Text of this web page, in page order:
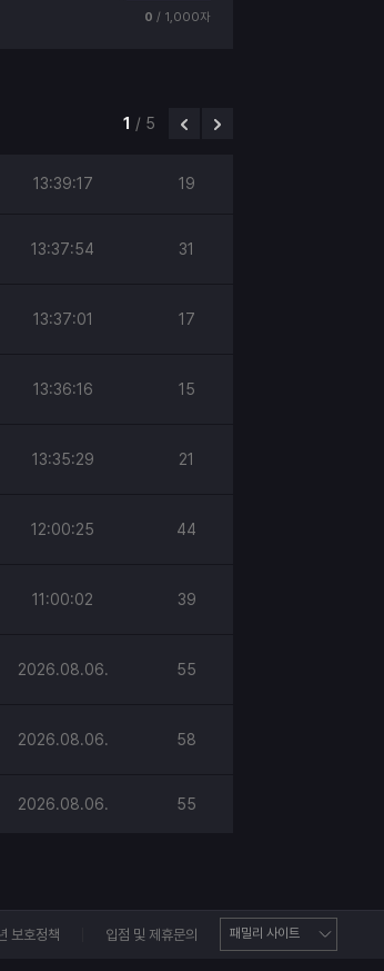
0 / 1,000자
1 / 5
13:39:17 19
13:37:54 31
13:37:01 17
13:36:16 15
13:35:29 21
12:00:25 44
11:00:02 39
2026.08.06. 55
2026.08.06. 58
2026.08.06. 55
보호정책 입점 및 제휴문의